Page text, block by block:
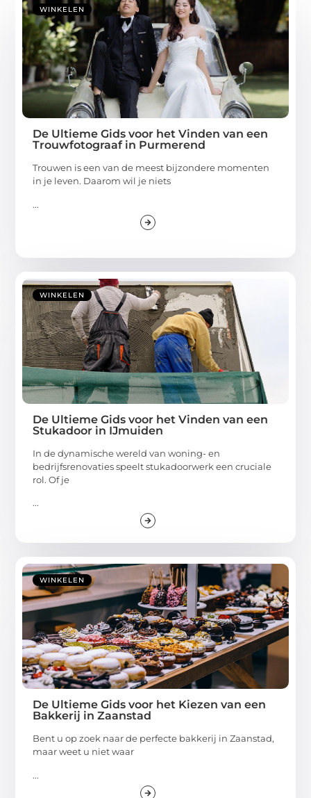
WINKELEN
De Ultieme Gids voor het Vinden van een
Trouwfotograaf in Purmerend
Trouwen is een van de meest bijzondere momenten
in je leven. Daarom wil je niets
...
WINKELEN
De Ultieme Gids voor het Vinden van een
Stukadoor in IJmuiden
In de dynamische wereld van woning- en
bedrijfsrenovaties speelt stukadoorwerk een cruciale
rol. Of je
...
WINKELEN
De Ultieme Gids voor het Kiezen van een
Bakkerij in Zaanstad
Bent u op zoek naar de perfecte bakkerij in Zaanstad,
maar weet u niet waar
...